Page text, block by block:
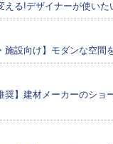
える!デザイナーが使いた
施設向け】モダンな空間
奨】建材メーカーのショ